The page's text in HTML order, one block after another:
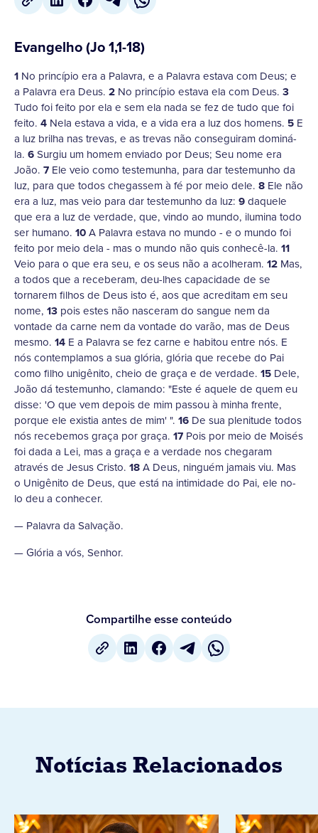
Evangelho (Jo 1,1-18)
1 No princípio era a Palavra, e a Palavra estava com Deus; e
a Palavra era Deus. 2 No princípio estava ela com Deus. 3
Tudo foi feito por ela e sem ela nada se fez de tudo que foi
feito. 4 Nela estava a vida, e a vida era a luz dos homens. 5 E
a luz brilha nas trevas, e as trevas não conseguiram dominá-
la. 6Surgiu um homem enviado por Deus; Seu nome era
João. 7 Ele veio como testemunha, para dar testemunho da
luz, para que todos chegassem à fé por meio dele. 8 Ele não
era a luz, mas veio para dar testemunho da luz: 9daquele
que era a luz de verdade, que, vindo ao mundo, ilumina todo
ser humano. 10A Palavra estava no mundo - e o mundo foi
feito por meio dela - mas o mundo não quis conhecê-la. 11
Veio para o que era seu, e os seus não a acolheram. 12 Mas,
a todos que a receberam, deu-lhes capacidade de se
tornarem filhos de Deus isto é, aos que acreditam em seu
nome, 13 pois estes não nasceram do sangue nem da
vontade da carne nem da vontade do varão, mas de Deus
mesmo. 14 E a Palavra se fez carne e habitou entre nós. E
nós contemplamos a sua glória, glória que recebe do Pai
como filho unigênito, cheio de graça e de verdade. 15 Dele,
João dá testemunho, clamando: "Este é aquele de quem eu
disse: 'O que vem depois de mim passou à minha frente,
porque ele existia antes de mim' ". 16 De sua plenitude todos
nós recebemos graça por graça. 17 Pois por meio de Moisés
foi dada a Lei, mas a graça e a verdade nos chegaram
através de Jesus Cristo. 18A Deus, ninguém jamais viu. Mas
o Unigênito de Deus, que está na intimidade do Pai, ele no-
lo deu a conhecer.
— Palavra da Salvação.
— Glória a vós, Senhor.
Compartilhe esse conteúdo
Notícias Relacionados